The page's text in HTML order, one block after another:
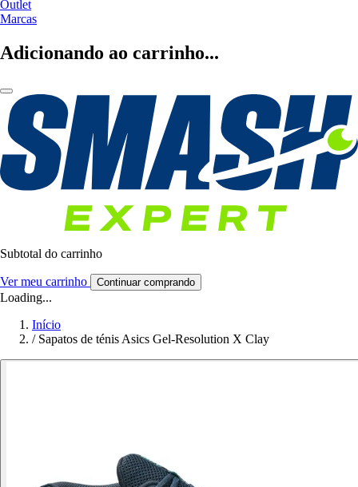
Outlet
Marcas
Adicionando ao carrinho...
Subtotal do carrinho
Ver meu carrinho Continuar comprando
Loading...
Início
/ Sapatos de ténis Asics Gel-Resolution X Clay